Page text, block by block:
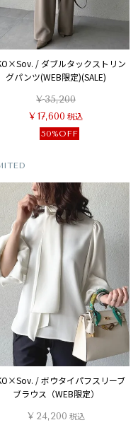
/ ダブルタックストリン
グパンツ(WEB限定)(SALE)
¥35,200
¥17,600 税込
50%OFF
/ ボウタイパフスリーブ
ブラウス（WEB限定）
¥ 24,200 税込